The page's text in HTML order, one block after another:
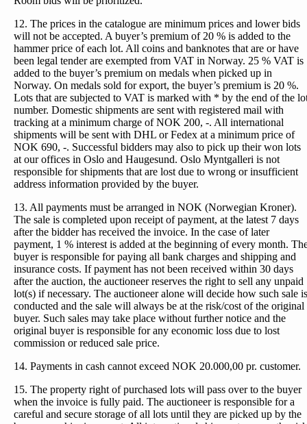
12. The prices in the catalogue are minimum prices and lower bids
will not be accepted. A buyer’s premium of 20 % is added to the
hammer price of each lot. All coins and banknotes that are or have
been legal tender are exempted from VAT in Norway. 25 % VAT is
added to the buyer’s premium on medals when picked up in
Norway. On medals sold for export, the buyer’s premium is 20 %.
Lots that are subjected to VAT is marked with * by the end of the
number. Domestic shipments are sent with registered mail with
tracking at a minimum charge of NOK 200, -. All international
shipments will be sent with DHL or Fedex at a minimum price of
NOK 690, -. Successful bidders may also to pick up their won lots
at our offices in Oslo and Haugesund. Oslo Myntgalleri is not
responsible for shipments that are lost due to wrong or insufficient
address information provided by the buyer.
13. All payments must be arranged in NOK (Norwegian Kroner).
The sale is completed upon receipt of payment, at the latest 7 days
after the bidder has received the invoice. In the case of later
payment, 1 % interest is added at the beginning of every month.
buyer is responsible for paying all bank charges and shipping and
insurance costs. If payment has not been received within 30 days
after the auction, the auctioneer reserves the right to sell any unpaid
lot(s) if necessary. The auctioneer alone will decide how such sale is
conducted and the sale will always be at the risk/cost of the original
buyer. Such sales may take place without further notice and the
original buyer is responsible for any economic loss due to lost
commission or reduced sale price.
14. Payments in cash cannot exceed NOK 20.000,00 pr. customer.
15. The property right of purchased lots will pass over to the buyer
when the invoice is fully paid. The auctioneer is responsible for a
careful and secure storage of all lots until they are picked up by the